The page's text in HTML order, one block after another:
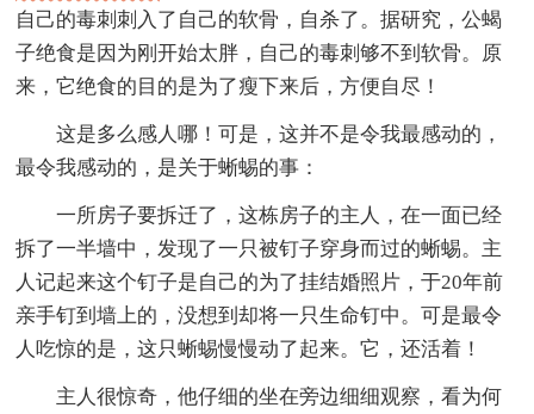
自己的毒刺刺入了自己的软骨，自杀了。据研究，公蝎
子绝食是因为刚开始太胖，自己的毒刺够不到软骨。原
来，它绝食的目的是为了瘦下来后，方便自尽！
这是多么感人哪！可是，这并不是令我最感动的，
最令我感动的，是关于蜥蜴的事：
一所房子要拆迁了，这栋房子的主人，在一面已经
拆了一半墙中，发现了一只被钉子穿身而过的蜥蜴。主
人记起来这个钉子是自己的为了挂结婚照片，于20年前
亲手钉到墙上的，没想到却将一只生命钉中。可是最令
人吃惊的是，这只蜥蜴慢慢动了起来。它，还活着！
主人很惊奇，他仔细的坐在旁边细细观察，看为何